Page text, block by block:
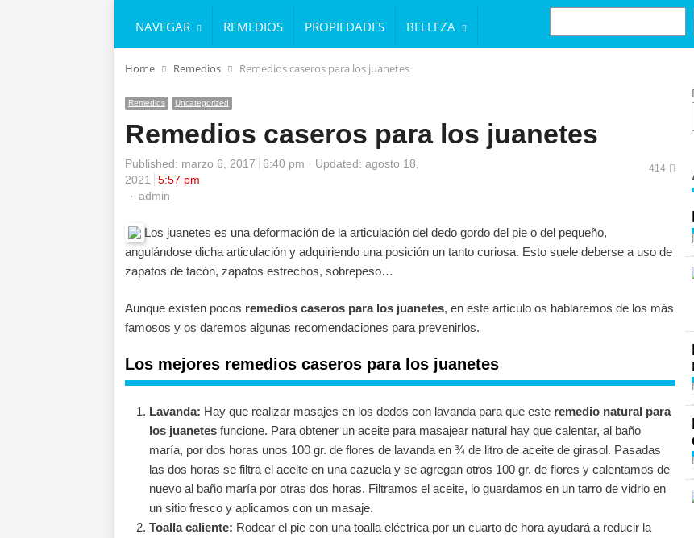
NAVEGAR REMEDIOS PROPIEDADES BELLEZA
BUSCAR
Home Remedios Remedios caseros para los juanetes
Remedios Uncategorized
Remedios caseros para los juanetes
Published: marzo 6, 2017 6:40 pm
Updated: agosto 18,
2021
5:57 pm
Author
admin
414
Los juanetes es una deformación de la articulación del dedo gordo del pie o del pequeño,
angulándose dicha articulación y adquiriendo una posición un tanto curiosa. Esto suele deberse a uso de
zapatos de tacón, zapatos estrechos, sobrepeso…
Aunque existen pocos remedios caseros para los juanetes, en este artículo os hablaremos de los más
famosos y os daremos algunas recomendaciones para prevenirlos.
Los mejores remedios caseros para los juanetes
Lavanda: Hay que realizar masajes en los dedos con lavanda para que este remedio natural para
los juanetesfuncione. Para obtener un aceite para masajear natural hay que calentar, al baño
maría, por dos horas unos 100 gr. de flores de lavanda en ¾ de litro de aceite de girasol. Pasadas
las dos horas se filtra el aceite en una cazuela y se agregan otros 100 gr. de flores y calentamos de
nuevo al baño maría por otras dos horas. Filtramos el aceite, lo guardamos en un tarro de vidrio en
un sitio fresco y aplicamos con un masaje.
Toalla caliente: Rodear el pie con una toalla eléctrica por un cuarto de hora ayudará a reducir la